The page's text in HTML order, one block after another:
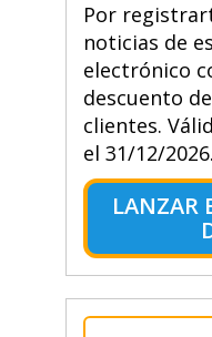
Por
noticias de
electrónico
descuento
clientes.
el 31/12/2026.
LANZAR